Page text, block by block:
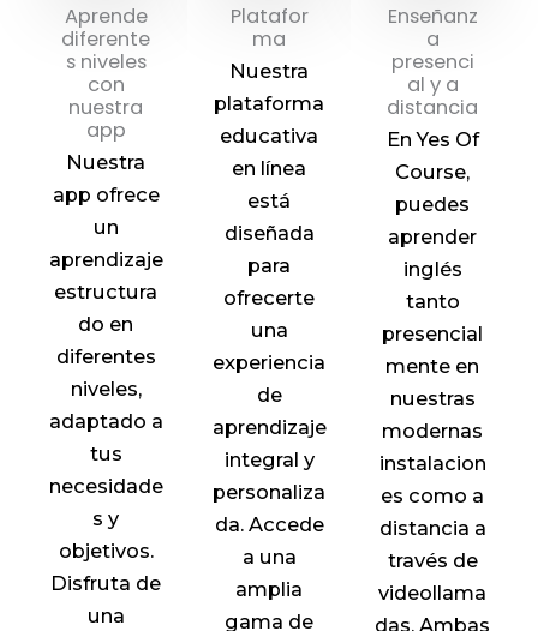
Aprende
diferente
s niveles
con
nuestra
app
Nuestra
app ofrece
un
aprendizaje
estructura
do en
diferentes
niveles,
adaptado a
tus
necesidade
s y
objetivos.
Disfruta de
una
Platafor
ma
Nuestra
plataforma
educativa
en línea
está
diseñada
para
ofrecerte
una
experiencia
de
aprendizaje
integral y
personaliza
da. Accede
a una
amplia
gama de
Enseñanz
a
presenci
al y a
distancia
En Yes Of
Course,
puedes
aprender
inglés
tanto
presencial
mente en
nuestras
modernas
instalacion
es como a
distancia a
través de
videollama
das. Ambas